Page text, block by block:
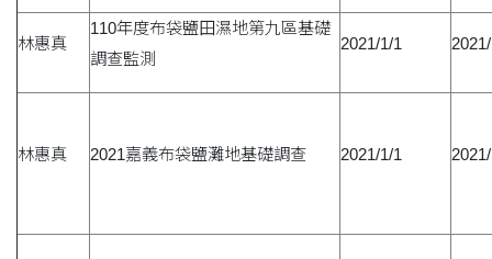
林惠真
110年度布袋鹽田濕地第九區基礎
調查監測
2021/1/1
林惠真 2021嘉義布袋鹽灘地基礎調查 2021/1/1